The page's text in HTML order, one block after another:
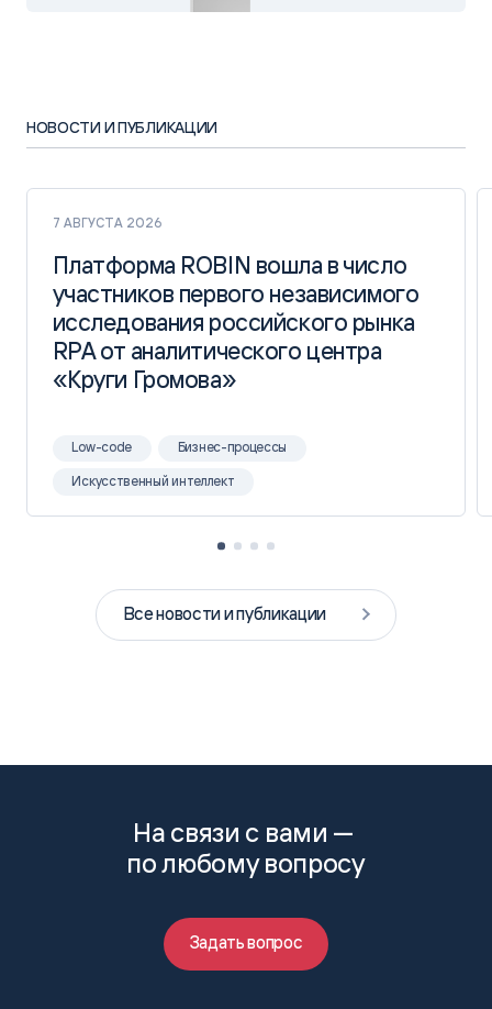
НОВОСТИ И ПУБЛИКАЦИИ
7 АВГУСТА 2026
Платформа ROBIN вошла в число
участников первого независимого
исследования российского рынка
RPA от аналитического центра
«Круги Громова»
Платформа ROBIN вошла в число
участников первого независимого
исследования российского рынка
RPA от аналитического центра
«Круги Громова»
Low-code Бизнес-процессы
Искусственный интеллект
Все новости и публикации
На связи с вами —
по любому вопросу
Задать вопрос